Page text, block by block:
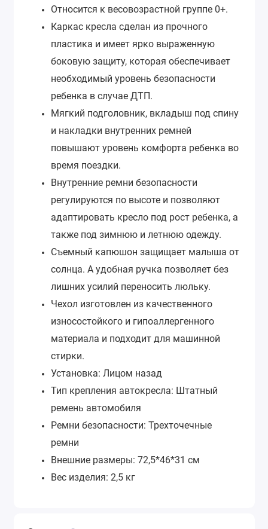
Относится к весовозрастной группе 0+.
Каркас кресла сделан из прочного
пластика и имеет ярко выраженную
боковую защиту, которая обеспечивает
необходимый уровень безопасности
ребенка в случае ДТП.
Мягкий подголовник, вкладыш под спину
и накладки внутренних ремней
повышают уровень комфорта ребенка во
время поездки.
Внутренние ремни безопасности
регулируются по высоте и позволяют
адаптировать кресло под рост ребенка, а
также под зимнюю и летнюю одежду.
Съемный капюшон защищает малыша от
солнца. А удобная ручка позволяет без
лишних усилий переносить люльку.
Чехол изготовлен из качественного
износостойкого и гипоаллергенного
материала и подходит для машинной
стирки.
Установка: Лицом назад
Тип крепления автокресла: Штатный
ремень автомобиля
Ремни безопасности: Трехточечные
ремни
Внешние размеры: 72,5*46*31 см
Вес изделия: 2,5 кг